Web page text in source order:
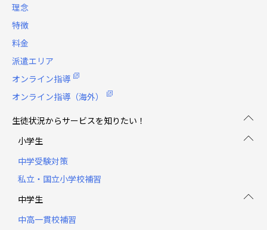
理念
特徴
料金
派遣エリア
オンライン指導
オンライン指導（海外）
生徒状況からサービスを知りたい！
小学生
中学受験対策
私立・国立小学校補習
中学生
中高一貫校補習